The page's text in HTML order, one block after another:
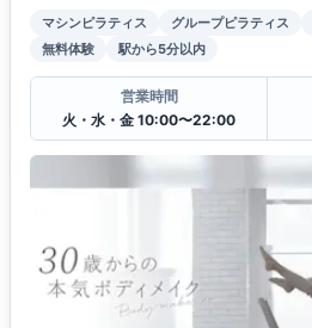
マシンピラティス グループピラティス
無料体験
駅から5分以内
営業時間
火・水・金 10:00〜22:00